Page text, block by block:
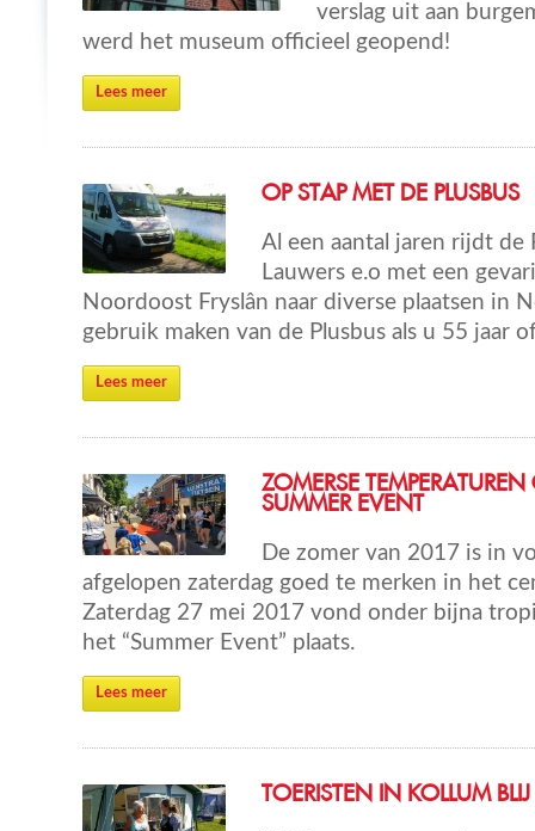
verslag uit aan
werd het museum officieel geopend!
Lees meer
OP STAP MET DE PLUSBUS
Al een aantal jaren rijdt de
Lauwers e.o met een
Noordoost Fryslân naar diverse plaatsen in
gebruik maken van de Plusbus als u 55 jaar
Lees meer
ZOMERSE TEMPERATUREN
SUMMER EVENT
De zomer van 2017 is in
afgelopen zaterdag goed te merken in het
Zaterdag 27 mei 2017 vond onder bijna
het “Summer Event” plaats.
Lees meer
TOERISTEN IN KOLLUM